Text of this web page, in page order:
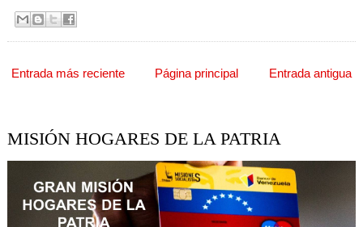
Entrada más reciente Entrada antigua
Página principal
MISIÓN HOGARES DE LA PATRIA